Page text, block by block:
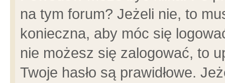
na tym forum? Jeżeli nie, to
konieczna, aby móc się
nie możesz się zalogować, to
Twoje hasło są prawidłowe.